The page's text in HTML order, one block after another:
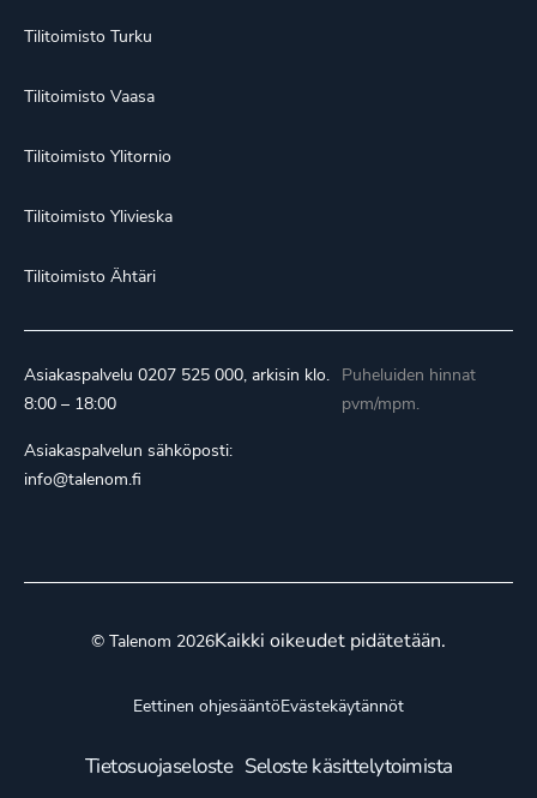
Tilitoimisto Turku
Tilitoimisto Vaasa
Tilitoimisto Ylitornio
Tilitoimisto Ylivieska
Tilitoimisto Ähtäri
Asiakaspalvelu 0207 525 000, arkisin klo.
8:00 – 18:00
Asiakaspalvelun sähköposti:
info@talenom.fi
Puheluiden hinnat
pvm/mpm.
© Talenom 2026Kaikki oikeudet pidätetään.
Eettinen ohjesääntöEvästekäytännöt
Tietosuojaseloste Seloste käsittelytoimista